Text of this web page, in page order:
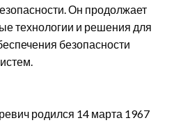
Он продолжает
технологии и решения для
безопасности
родился 14 марта 1967